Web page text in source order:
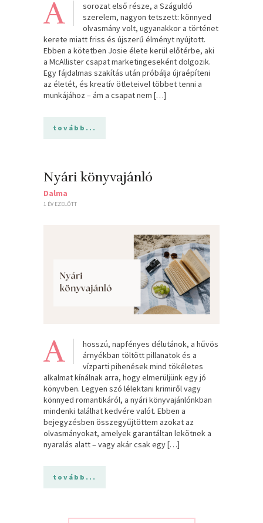
A
sorozat első része, a Száguldó
szerelem, nagyon tetszett: könnyed
olvasmány volt, ugyanakkor a történet
kerete miatt friss és újszerű élményt nyújtott.
Ebben a kötetben Josie élete kerül előtérbe, aki
a McAllister csapat marketingeseként dolgozik.
Egy fájdalmas szakítás után próbálja újraépíteni
az életét, és kreatív ötleteivel többet tenni a
munkájához – ám a csapat nem […]
tovább...
Nyári könyvajánló
Dalma
1 ÉV EZELŐTT
A
hosszú, napfényes délutánok, a hűvös
árnyékban töltött pillanatok és a
vízparti pihenések mind tökéletes
alkalmat kínálnak arra, hogy elmerüljünk egy jó
könyvben. Legyen szó lélektani krimiről vagy
könnyed romantikáról, a nyári könyvajánlónkban
mindenki találhat kedvére valót. Ebben a
bejegyzésben összegyűjtöttem azokat az
olvasmányokat, amelyek garantáltan lekötnek a
nyaralás alatt – vagy akár csak egy […]
tovább...